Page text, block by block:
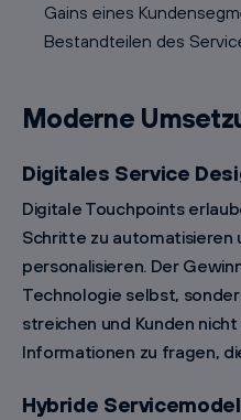
Gains eines
Bestandteilen des
Moderne
Digitales Service
Digitale Touchpoints
Schritte zu automatisieren
personalisieren. Der
Technologie selbst,
streichen und Kunden
Informationen zu fragen,
Hybride